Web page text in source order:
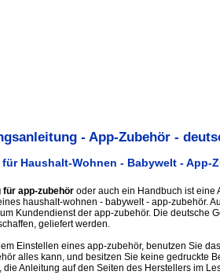
- App-Zubehör -
Haushalt-Wohnen - Babywelt - App-
für app-zubehöroder auch ein Handbuch ist eine
haushalt-wohnen - babywelt - app-zubehör.
Kundendienst der app-zubehör. Die deutsche
geliefert werden.
Einstellen eines app-zubehör, benutzen Sie
alles kann, und besitzen Sie keine gedruckte
die Anleitung auf den Seiten des Herstellers im